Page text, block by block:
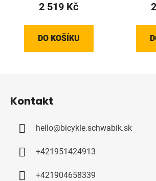
2 519 Kč
DO KOŠÍKU
Kontakt
hello@bicykle.schwabik.sk
+421951424913
+421904658339